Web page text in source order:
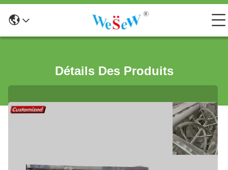
Détails Des Produits